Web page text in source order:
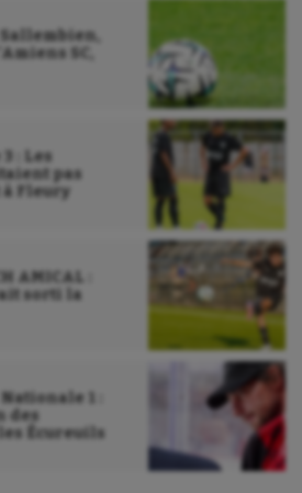
SC,
: Les
pas
Fleury
AMICAL :
sorti la
1 :
des
Écureuils